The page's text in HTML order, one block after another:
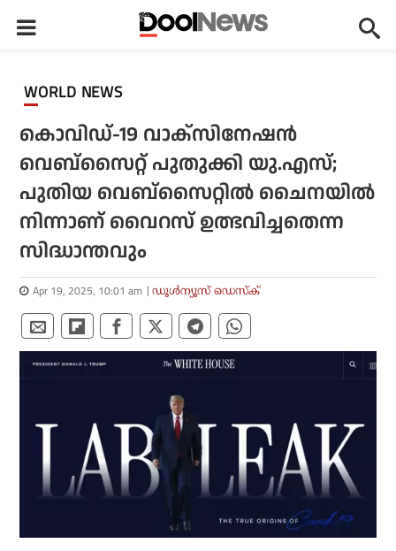
WORLD NEWS
കൊവിഡ്-19 വാക്‌സിനേഷന്‍
വെബ്‌സൈറ്റ് പുതുക്കി യു.എസ്;
പുതിയ വെബ്‌സൈറ്റില്‍ ചൈനയില്‍
നിന്നാണ്‌ വൈറസ് ഉത്ഭവിച്ചതെന്ന
സിദ്ധാന്തവും
Apr 19, 2025, 10:01 am ഡൂള്‍ന്യൂസ് ഡെസ്‌ക്